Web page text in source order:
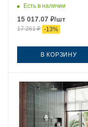
тонированное профиль
Есть в наличии
15 017.07 ₽/шт
17 261₽ -13%
В КОРЗИНУ